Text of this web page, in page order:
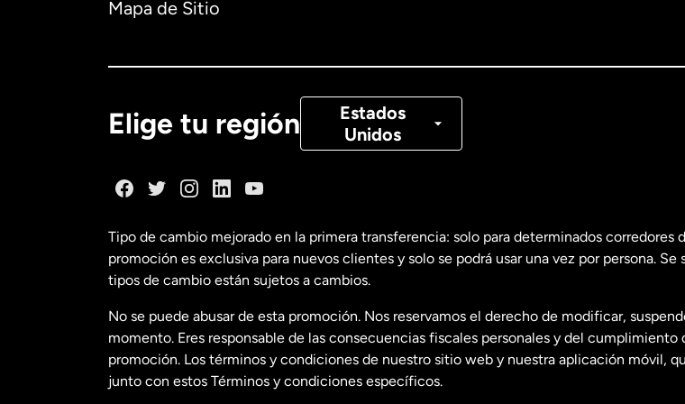
Mapa de Sitio
Elige tu región
Estados
Unidos
Canadá Français
Estados Unidos English
Estados Unidos Español
Francia
Tipo de cambio mejorado en la primera transferencia: solo para determinados corredores
promoción es exclusiva para nuevos clientes y solo se podrá usar una vez por persona.
tipos de cambio están sujetos a cambios.
No se puede abusar de esta promoción. Nos reservamos el derecho de modificar,
momento. Eres responsable de las consecuencias fiscales personales y del
promoción. Los términos y condiciones de nuestro sitio web y nuestra aplicación móvil,
junto con estos Términos y condiciones específicos.